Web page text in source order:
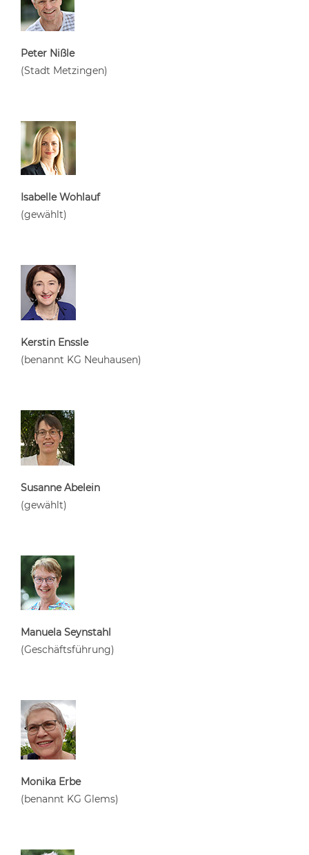
Peter Nißle
(Stadt Metzingen)
Isabelle Wohlauf
(gewählt)
Kerstin Enssle
(benannt KG Neuhausen)
Susanne Abelein
(gewählt)
Manuela Seynstahl
(Geschäftsführung)
Monika Erbe
(benannt KG Glems)